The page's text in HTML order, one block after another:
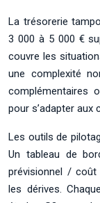
La trésorerie
3 000 à 5 000 €
couvre les
une complexité
complémentaires
pour s’adapter aux
Les outils de
Un tableau de
prévisionnel / coût
les dérives.